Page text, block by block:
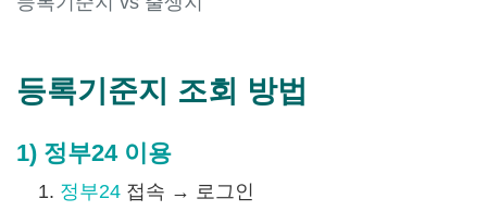
등록기준지 조회 방법
1) 정부24 이용
정부24 접속 → 로그인